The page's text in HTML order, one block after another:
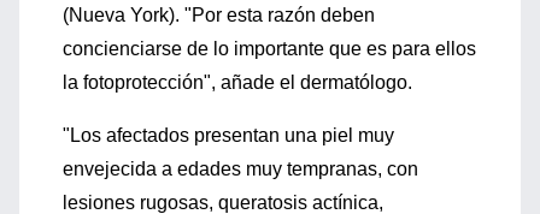
(Nueva York). "Por esta razón deben
concienciarse de lo importante que es para ellos
la fotoprotección", añade el dermatólogo.
"Los afectados presentan una piel muy
envejecida a edades muy tempranas, con
lesiones rugosas, queratosis actínica,